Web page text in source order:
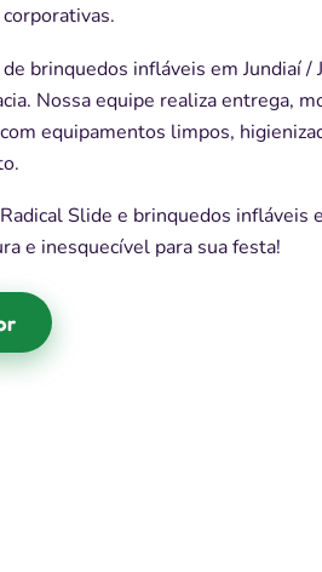
brinquedos infláveis em Jundiaí /
Nossa equipe realiza entrega,
equipamentos limpos,
Slide e brinquedos infláveis
e inesquecível para sua festa!